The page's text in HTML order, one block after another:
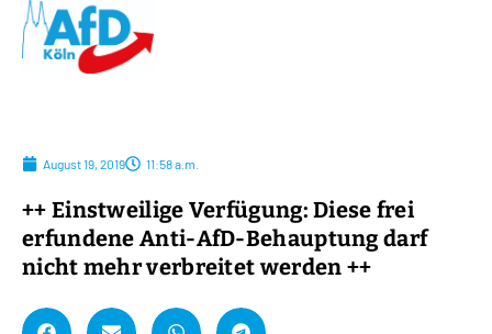
August 19, 2019 11:58 a.m.
++ Einstweilige Verfügung: Diese frei
erfundene Anti-AfD-Behauptung darf
nicht mehr verbreitet werden ++